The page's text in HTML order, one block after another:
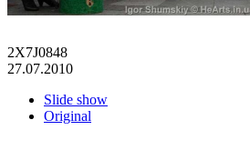
2X7J0848
27.07.2010
Slide show
Original